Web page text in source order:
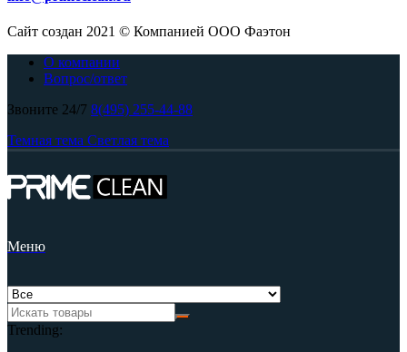
Сайт создан 2021 © Компанией ООО Фаэтон
О компании
Вопрос/ответ
Звоните 24/7 8(495) 255-44-88
Темная тема Светлая тема
Меню
Trending: